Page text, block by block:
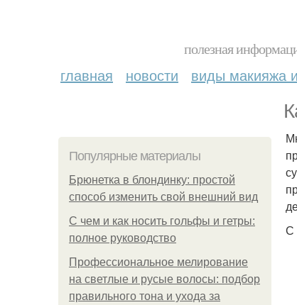
полезная
главная новости виды макияжа
Популярные материалы
Брюнетка в блондинку: простой
способ изменить свой внешний вид
С чем и как носить гольфы и гетры:
полное руководство
Профессиональное мелирование
на светлые и русые волосы: подбор
правильного тона и ухода за
С